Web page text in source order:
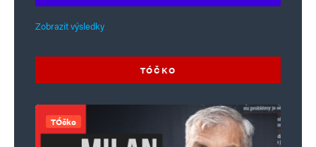
Zobrazit výsledky
TÓČKO
TÓčko